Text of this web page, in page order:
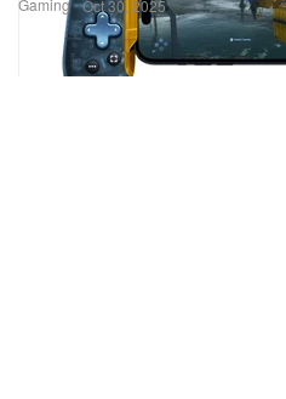
Gaming Oct 30, 2025